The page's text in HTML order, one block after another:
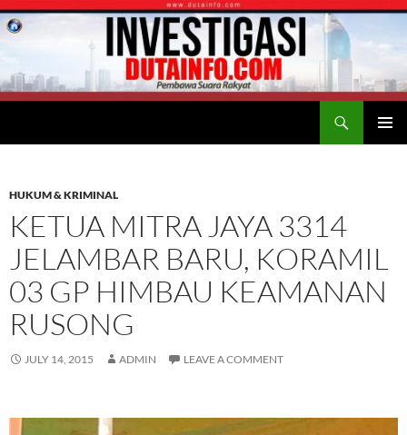
HUKUM & KRIMINAL
KETUA MITRA JAYA 3314
JELAMBAR BARU, KORAMIL
03 GP HIMBAU KEAMANAN
RUSONG
JULY 14, 2015 ADMIN LEAVE A COMMENT